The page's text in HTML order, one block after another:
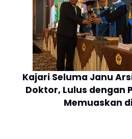
Kajari Seluma Janu
Doktor, Lulus dengan
Memuaskan